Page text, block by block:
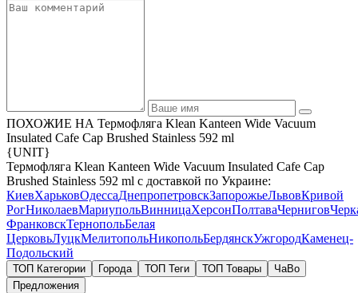
ПОХОЖИЕ НА Термофляга Klean Kanteen Wide Vacuum
Insulated Cafe Cap Brushed Stainless 592 ml
{UNIT}
Термофляга Klean Kanteen Wide Vacuum Insulated Cafe Cap
Brushed Stainless 592 ml с доставкой по Украине:
КиевХарьковОдессаДнепропетровскЗапорожьеЛьвовКривой
РогНиколаевМариупольВинницаХерсонПолтаваЧернигов
ФранковскТернопольБелая
ЦерковьЛуцкМелитопольНикопольБердянскУжгородКаменец-
Подольский
ТОП Категории Города ТОП Теги ТОП Товары
ЧаВо
Предложения